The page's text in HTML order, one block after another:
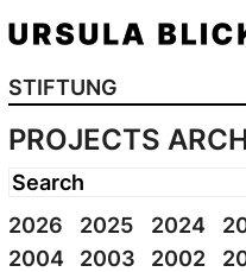
STIFTUNG
PROJECTS
2026
2025 2024
2004
2003 2002